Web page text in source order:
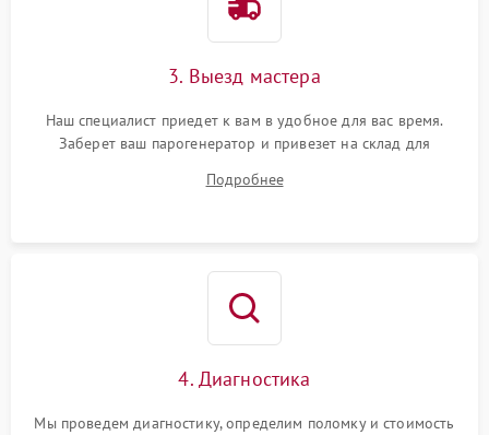
3. Выезд мастера
Наш специалист приедет к вам в удобное для вас время.
Заберет ваш парогенератор и привезет на склад для
Подробнее
4. Диагностика
Мы проведем диагностику, определим поломку и стоимость